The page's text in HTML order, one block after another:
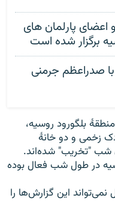
اعضای پارلمان های
برگزار شده است
صدراعظم جرمنی
بلگورود روسیه،
زخمی و دو خانهٔ
شب "تخریب" شده‌اند.
در طول شب فعال بوده
نمی‌تواند این گزارش‌ها را